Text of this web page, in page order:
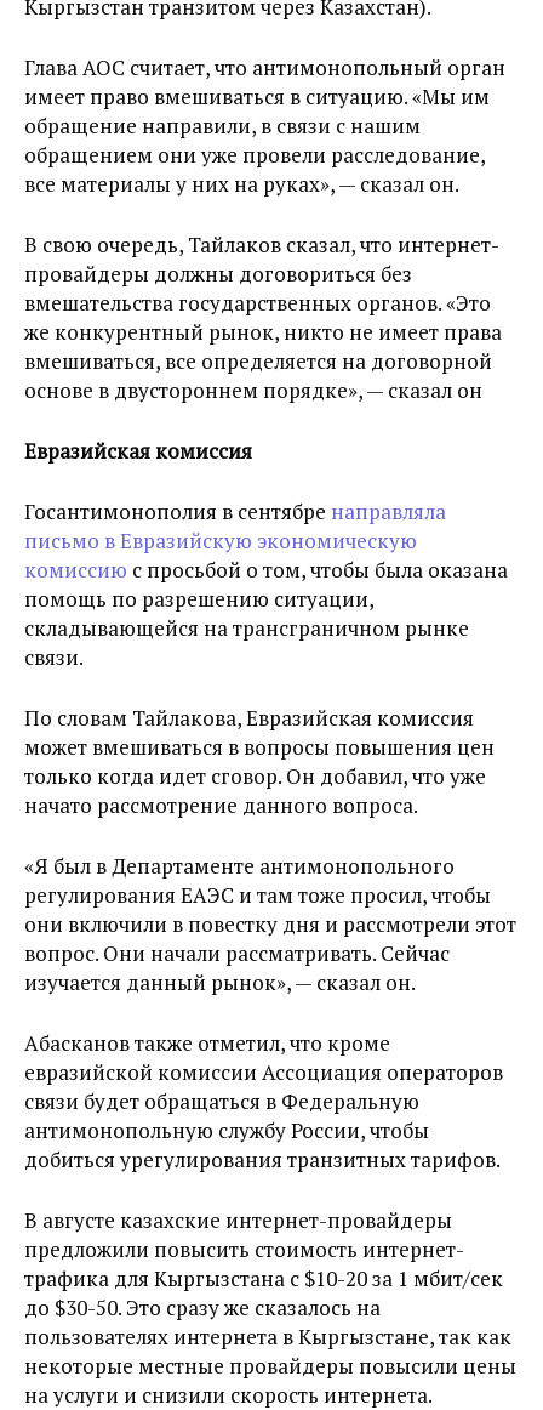
Кыргызстан транзитом через Казахстан).
Глава АОС считает, что антимонопольный орган
имеет право вмешиваться в ситуацию. «Мы им
обращение направили, в связи с нашим
обращением они уже провели расследование,
все материалы у них на руках», — сказал он.
В свою очередь, Тайлаков сказал, что интернет-
провайдеры должны договориться без
вмешательства государственных органов. «Это
же конкурентный рынок, никто не имеет права
вмешиваться, все определяется на договорной
основе в двустороннем порядке», — сказал он
Евразийская комиссия
Госантимонополия в сентябре направляла
письмо в Евразийскую экономическую
комиссию с просьбой о том, чтобы была оказана
помощь по разрешению ситуации,
складывающейся на трансграничном рынке
связи.
По словам Тайлакова, Евразийская комиссия
может вмешиваться в вопросы повышения цен
только когда идет сговор. Он добавил, что уже
начато рассмотрение данного вопроса.
«Я был в Департаменте антимонопольного
регулирования ЕАЭС и там тоже просил, чтобы
они включили в повестку дня и рассмотрели этот
вопрос. Они начали рассматривать. Сейчас
изучается данный рынок», — сказал он.
Абасканов также отметил, что кроме
евразийской комиссии Ассоциация операторов
связи будет обращаться в Федеральную
антимонопольную службу России, чтобы
добиться урегулирования транзитных тарифов.
В августе казахские интернет-провайдеры
предложили повысить стоимость интернет-
трафика для Кыргызстана с $10-20 за 1 мбит/сек
до $30-50. Это сразу же сказалось на
пользователях интернета в Кыргызстане, так как
некоторые местные провайдеры повысили цены
на услуги и снизили скорость интернета.